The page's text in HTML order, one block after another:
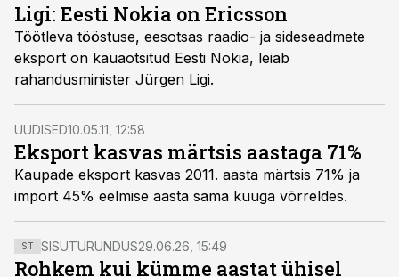
Ligi: Eesti Nokia on Ericsson
Töötleva tööstuse, eesotsas raadio- ja sideseadmete
eksport on kauaotsitud Eesti Nokia, leiab
rahandusminister Jürgen Ligi.
UUDISED10.05.11, 12:58
Eksport kasvas märtsis aastaga 71%
Kaupade eksport kasvas 2011. aasta märtsis 71% ja
import 45% eelmise aasta sama kuuga võrreldes.
ST SISUTURUNDUS29.06.26, 15:49
Rohkem kui kümme aastat ühisel